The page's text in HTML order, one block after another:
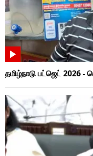
தமிழ்நாடு பட்ஜெட் 2026